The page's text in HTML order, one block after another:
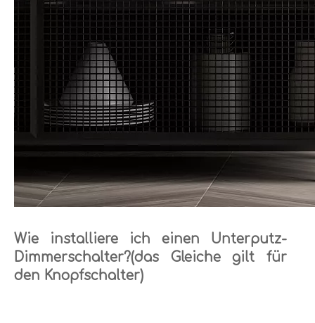
Wie installiere ich einen Unterputz-
Dimmerschalter?(das Gleiche gilt für
den Knopfschalter)